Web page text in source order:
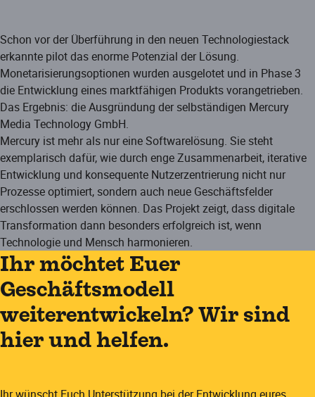
Schon vor der Überführung in den neuen Technologiestack
erkannte pilot das enorme Potenzial der Lösung.
Monetarisierungsoptionen wurden ausgelotet und in Phase 3
die Entwicklung eines marktfähigen Produkts vorangetrieben.
Das Ergebnis: die Ausgründung der selbständigen Mercury
Media Technology GmbH.
Mercury ist mehr als nur eine Softwarelösung. Sie steht
exemplarisch dafür, wie durch enge Zusammenarbeit, iterative
Entwicklung und konsequente Nutzerzentrierung nicht nur
Prozesse optimiert, sondern auch neue Geschäftsfelder
erschlossen werden können. Das Projekt zeigt, dass digitale
Transformation dann besonders erfolgreich ist, wenn
Technologie und Mensch harmonieren.
Ihr möchtet Euer
Geschäftsmodell
weiterentwickeln? Wir sind
hier und helfen.